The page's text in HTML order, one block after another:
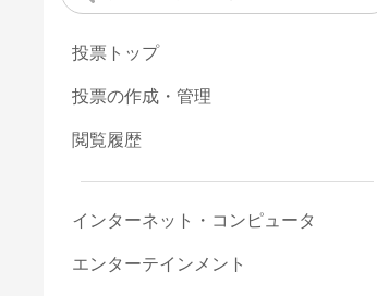
投票トップ
投票の作成・管理
閲覧履歴
インターネット・コンピュータ
エンターテインメント